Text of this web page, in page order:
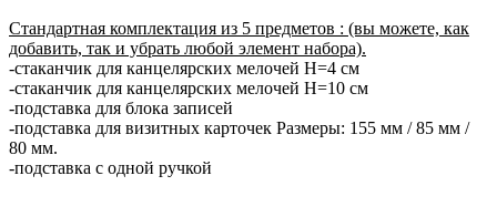
Стандартная комплектация из 5 предметов : (вы можете, как
добавить, так и убрать любой элемент набора).
-стаканчик для канцелярских мелочей H=4 см
-стаканчик для канцелярских мелочей H=10 см
-подставка для блока записей
-подставка для визитных карточек Размеры: 155 мм / 85 мм /
80 мм.
-подставка с одной ручкой